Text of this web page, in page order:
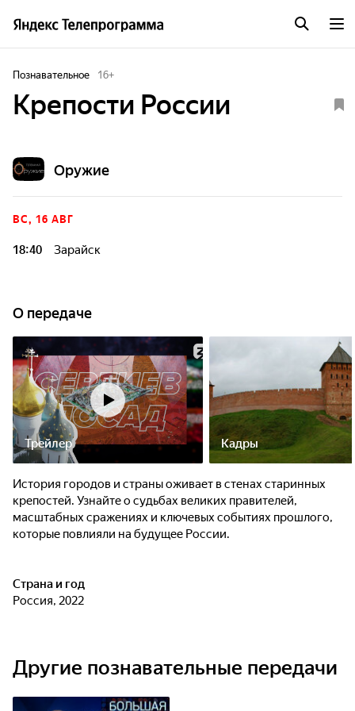
Познавательное 16+
Крепости России
Оружие
ВС, 16 АВГ
18:40 Зарайск
которые повлияли на будущее России.
О передаче
Трейлер Кадры
История городов и страны оживает в стенах старинных
крепостей. Узнайте о судьбах великих правителей,
масштабных сражениях и ключевых событиях прошлого,
которые повлияли на будущее России.
Страна и год
Россия, 2022
Другие познавательные передачи